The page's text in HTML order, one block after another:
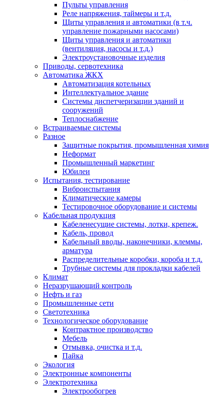
Пульты управления
Реле напряжения, таймеры и т.д.
Щиты управления и автоматики (в т.ч.
управление пожарными насосами)
Щиты управления и автоматики
(вентиляция, насосы и т.д.)
Электроустановочные изделия
Приводы, сервотехника
Автоматика ЖКХ
Автоматизация котельных
Интеллектуальное здание
Системы диспетчеризации зданий и
сооружений
Теплоснабжение
Встраиваемые системы
Разное
Защитные покрытия, промышленная химия
Неформат
Промышленный маркетинг
Юбилеи
Испытания, тестирование
Виброиспытания
Климатические камеры
Тестировочное оборудование и системы
Кабельная продукция
Кабеленесущие системы, лотки, крепеж.
Кабель, провод
Кабельный вводы, наконечники, клеммы,
арматура
Распределительные коробки, короба и т.д.
Трубные системы для прокладки кабелей
Климат
Неразрушающий контроль
Нефть и газ
Промышленные сети
Светотехника
Технологическое оборудование
Контрактное производство
Мебель
Отмывка, очистка и т.д.
Пайка
Экология
Электронные компоненты
Электротехника
Электрообогрев